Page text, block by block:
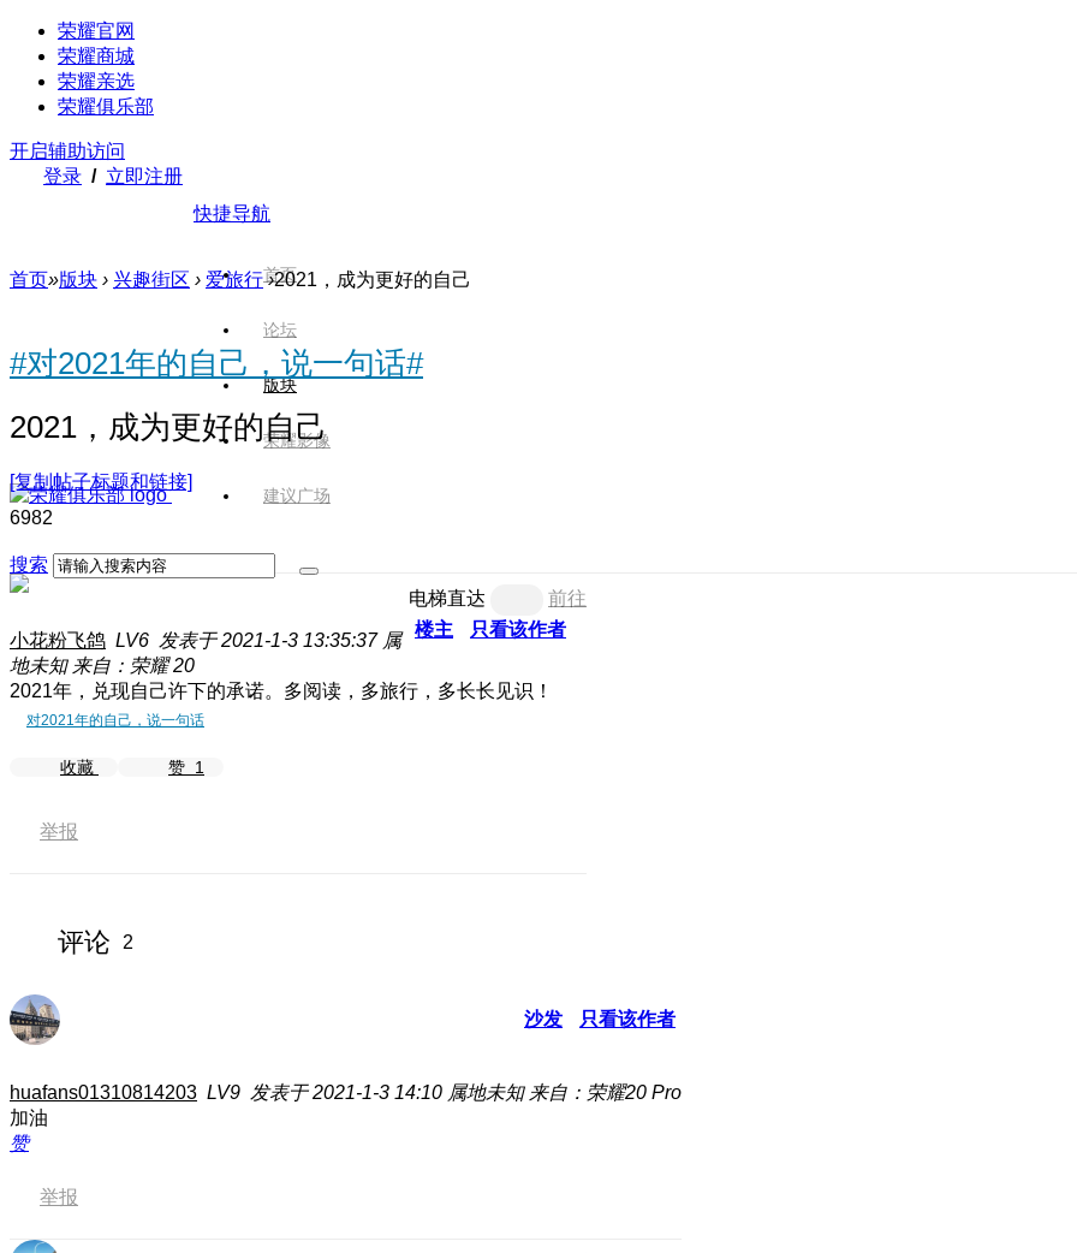
荣耀官网
荣耀商城
荣耀亲选
荣耀俱乐部
开启辅助访问
登录 / 立即注册
快捷导航
首页
论坛
版块
荣耀影像
建议广场
搜索
首页»版块 › 兴趣街区 › 爱旅行 ›2021，成为更好的自己
#对2021年的自己，说一句话#
2021，成为更好的自己
[复制帖子标题和链接]
6982
电梯直达
前往
楼主
只看该作者
小花粉飞鸽 LV6 发表于 2021-1-3 13:35:37 属
地未知 来自：荣耀 20
2021年，兑现自己许下的承诺。多阅读，多旅行，多长长见识！
对2021年的自己，说一句话
收藏 赞 1
举报
评论 2
沙发 只看该作者
huafans01310814203 LV9 发表于 2021-1-3 14:10 属地未知 来自：荣耀20 Pro
加油
赞
举报